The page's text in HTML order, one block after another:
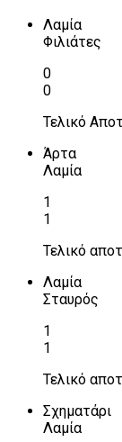
Λαμία
Φιλιάτες
0
0
Τελικό
Άρτα
Λαμία
1
1
Τελικό
Λαμία
Σταυρός
1
1
Τελικό
Σχηματάρι
Λαμία